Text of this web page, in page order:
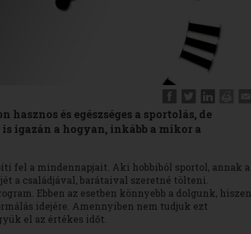
és egészséges a sportolás, de
igazán a hogyan, inkább a mikor a
fel a mindennapjait. Aki hobbiból sportol, annak a
a családjával, barátaival szeretné tölteni.
Ebben az esetben könnyebb a dolgunk, hiszen
idejére. Amennyiben nem tudjuk ezt
el az értékes időt.